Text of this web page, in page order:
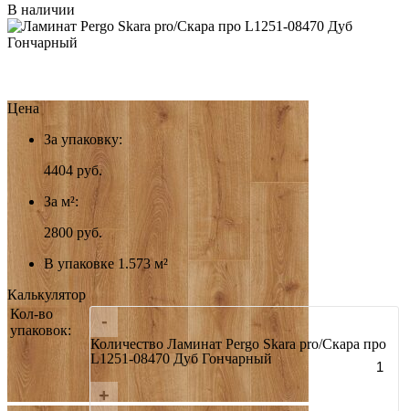
В наличии
Цена
За упаковку:
4404 руб.
За м²:
2800 руб.
В упаковке 1.573 м²
Калькулятор
Кол-во
упаковок:
-
Количество Ламинат Pergo Skara pro/Скара про
L1251-08470 Дуб Гончарный
+